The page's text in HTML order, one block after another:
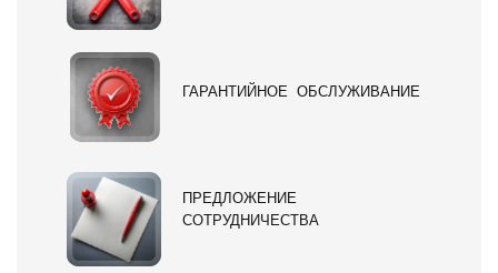
ГАРАНТИЙНОЕ ОБСЛУЖИВАНИЕ
ПРЕДЛОЖЕНИЕ
СОТРУДНИЧЕСТВА